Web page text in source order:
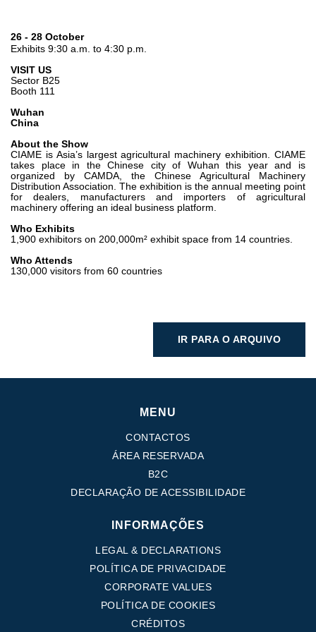
Motori elettrici brushless - Serie MS
Motores de pistões radiais
Motores Orbitais produzidos para a Bondioli & Pavesi
Sistemas de acoplamento
Controlo
Blocos Hidráulicos Integrados
Válvulas de controle direcional
Válvulas de cartucho
Válvulas em linha
Servocomandos
Componentes eletrónicos para Sistemas de controlo
Permuta térmica
26 - 28 October
Exhibits 9:30 a.m. to 4:30 p.m.
VISIT US
Sector B25
Booth 111
Wuhan
China
About the Show
CIAME is Asia’s largest agricultural machinery exhibition. CIAME
takes place in the Chinese city of Wuhan this year and is
organized by CAMDA, the Chinese Agricultural Machinery
Distribution Association. The exhibition is the annual meeting point
for dealers, manufacturers and importers of agricultural
machinery offering an ideal business platform.
Who Exhibits
1,900 exhibitors on 200,000m² exhibit space from 14 countries.
Who Attends
130,000 visitors from 60 countries
IR PARA O ARQUIVO
MENU
CONTACTOS
ÁREA RESERVADA
B2C
DECLARAÇÃO DE ACESSIBILIDADE
INFORMAÇÕES
LEGAL & DECLARATIONS
POLÍTICA DE PRIVACIDADE
CORPORATE VALUES
POLÍTICA DE COOKIES
CRÉDITOS